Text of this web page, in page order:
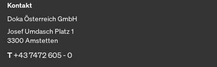
Kontakt
Doka Österreich GmbH
Josef Umdasch Platz 1
3300 Amstetten
T+43 7472 605 - 0